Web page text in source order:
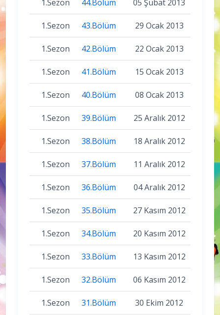
1.Sezon 44.Bölüm 05 Şubat 2013
1.Sezon 43.Bölüm 29 Ocak 2013
1.Sezon 42.Bölüm 22 Ocak 2013
1.Sezon 41.Bölüm 15 Ocak 2013
1.Sezon 40.Bölüm 08 Ocak 2013
1.Sezon 39.Bölüm 25 Aralık 2012
1.Sezon 38.Bölüm 18 Aralık 2012
1.Sezon 37.Bölüm 11 Aralık 2012
1.Sezon 36.Bölüm 04 Aralık 2012
1.Sezon 35.Bölüm 27 Kasım 2012
1.Sezon 34.Bölüm 20 Kasım 2012
1.Sezon 33.Bölüm 13 Kasım 2012
1.Sezon 32.Bölüm 06 Kasım 2012
1.Sezon 31.Bölüm 30 Ekim 2012